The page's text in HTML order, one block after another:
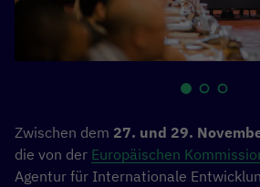
Zwischen dem 27. und 29.
die von der Europäischen
Agentur für Internationale